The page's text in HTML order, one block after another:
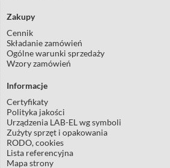
Zakupy
Cennik
Składanie zamówień
Ogólne warunki sprzedaży
Wzory zamówień
Informacje
Certyfikaty
Polityka jakości
Urządzenia LAB-EL wg symboli
Zużyty sprzęt i opakowania
RODO, cookies
Lista referencyjna
Mapa strony